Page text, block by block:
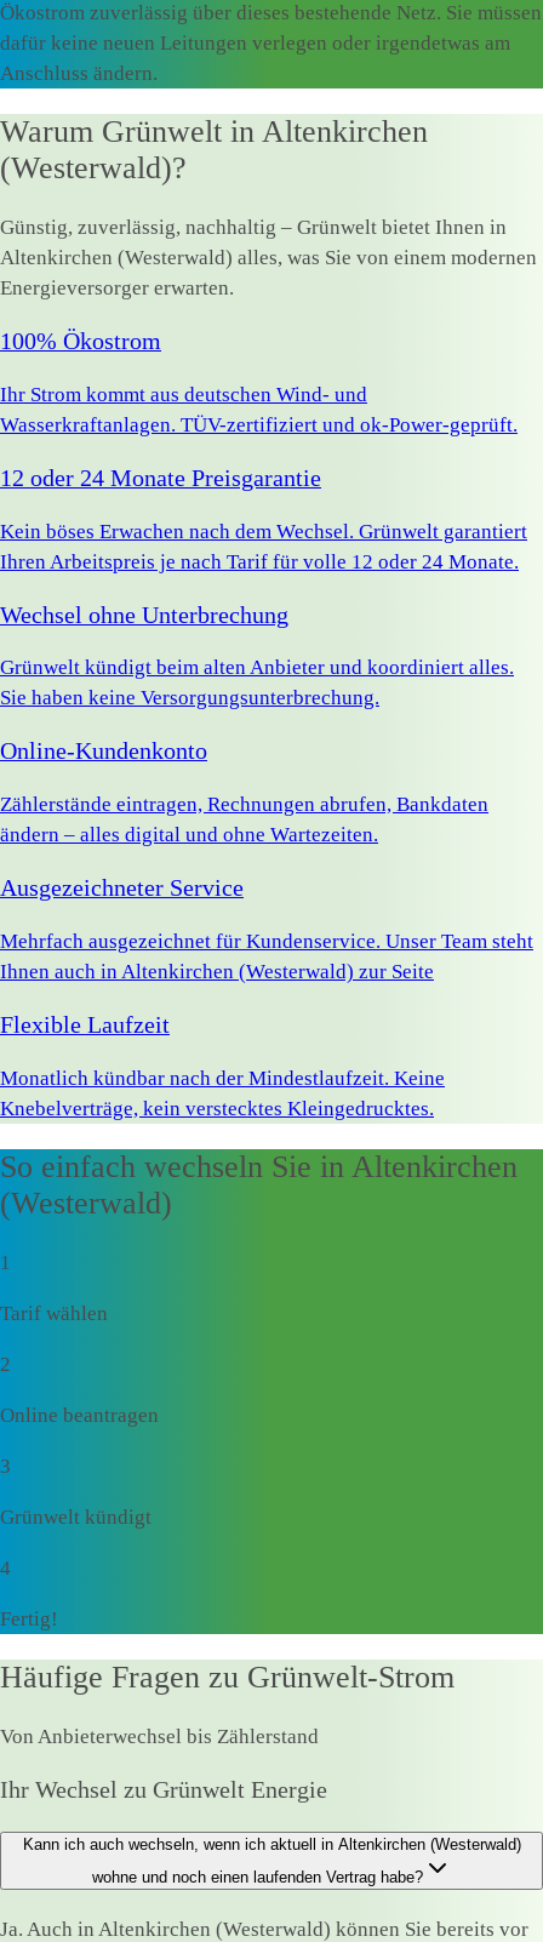
Ökostrom zuverlässig über dieses bestehende Netz. Sie müssen
dafür keine neuen Leitungen verlegen oder irgendetwas am
Anschluss ändern.
Warum Grünwelt in Altenkirchen
(Westerwald)?
Günstig, zuverlässig, nachhaltig – Grünwelt bietet Ihnen in
Altenkirchen (Westerwald) alles, was Sie von einem modernen
Energieversorger erwarten.
100% Ökostrom
Ihr Strom kommt aus deutschen Wind- und
Wasserkraftanlagen. TÜV-zertifiziert und ok-Power-geprüft.
12 oder 24 Monate Preisgarantie
Kein böses Erwachen nach dem Wechsel. Grünwelt garantiert
Ihren Arbeitspreis je nach Tarif für volle 12 oder 24 Monate.
Wechsel ohne Unterbrechung
Grünwelt kündigt beim alten Anbieter und koordiniert alles.
Sie haben keine Versorgungsunterbrechung.
Online-Kundenkonto
Zählerstände eintragen, Rechnungen abrufen, Bankdaten
ändern – alles digital und ohne Wartezeiten.
Ausgezeichneter Service
Mehrfach ausgezeichnet für Kundenservice. Unser Team steht
Ihnen auch in Altenkirchen (Westerwald) zur Seite
Flexible Laufzeit
Monatlich kündbar nach der Mindestlaufzeit. Keine
Knebelverträge, kein verstecktes Kleingedrucktes.
So einfach wechseln Sie in Altenkirchen
(Westerwald)
1
Tarif wählen
2
Online beantragen
3
Grünwelt kündigt
4
Fertig!
Häufige Fragen zu Grünwelt-Strom
Von Anbieterwechsel bis Zählerstand
Ihr Wechsel zu Grünwelt Energie
Kann ich auch wechseln, wenn ich aktuell in Altenkirchen (Westerwald)
wohne und noch einen laufenden Vertrag habe?
Ja. Auch in Altenkirchen (Westerwald) können Sie bereits vor